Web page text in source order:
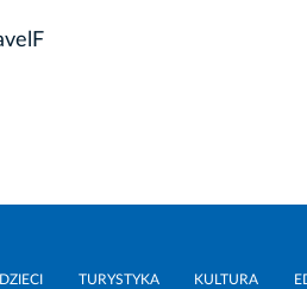
DZIECI TURYSTYKA KULTURA